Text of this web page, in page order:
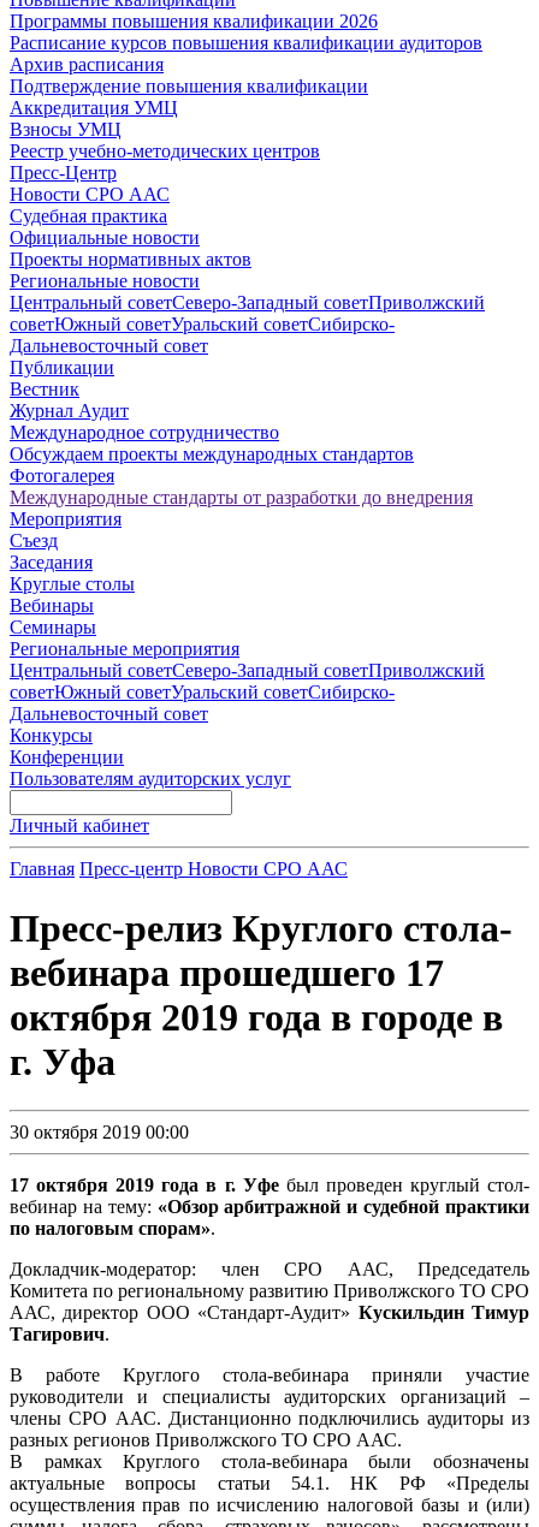
Программы повышения квалификации 2026
Расписание курсов повышения квалификации аудиторов
Архив расписания
Подтверждение повышения квалификации
Аккредитация УМЦ
Взносы УМЦ
Реестр учебно-методических центров
Пресс-Центр
Новости СРО ААС
Судебная практика
Официальные новости
Проекты нормативных актов
Региональные новости
Центральный советСеверо-Западный советПриволжский
советЮжный советУральский советСибирско-
Дальневосточный совет
Публикации
Вестник
Журнал Аудит
Международное сотрудничество
Обсуждаем проекты международных стандартов
Фотогалерея
Международные стандарты от разработки до внедрения
Мероприятия
Съезд
Заседания
Круглые столы
Вебинары
Семинары
Региональные мероприятия
Центральный советСеверо-Западный советПриволжский
советЮжный советУральский советСибирско-
Дальневосточный совет
Конкурсы
Конференции
Пользователям аудиторских услуг
Личный кабинет
Главная Пресс-центр Новости СРО ААС
Пресс-релиз Круглого стола-
вебинара прошедшего 17
октября 2019 года в городе в
г. Уфа
30 октября 2019 00:00
17 октября 2019 года в г. Уфебыл проведен круглый стол-
вебинар на тему: «Обзор арбитражной и судебной практики
по налоговым спорам».
Докладчик-модератор: член СРО ААС, Председатель
Комитета по региональному развитию Приволжского ТО СРО
ААС, директор ООО «Стандарт-Аудит» Кускильдин Тимур
Тагирович.
В работе Круглого стола-вебинара приняли участие
руководители и специалисты аудиторских организаций –
члены СРО ААС. Дистанционно подключились аудиторы из
разных регионов Приволжского ТО СРО ААС.
В рамках Круглого стола-вебинара были обозначены
актуальные вопросы статьи 54.1. НК РФ «Пределы
осуществления прав по исчислению налоговой базы и (или)